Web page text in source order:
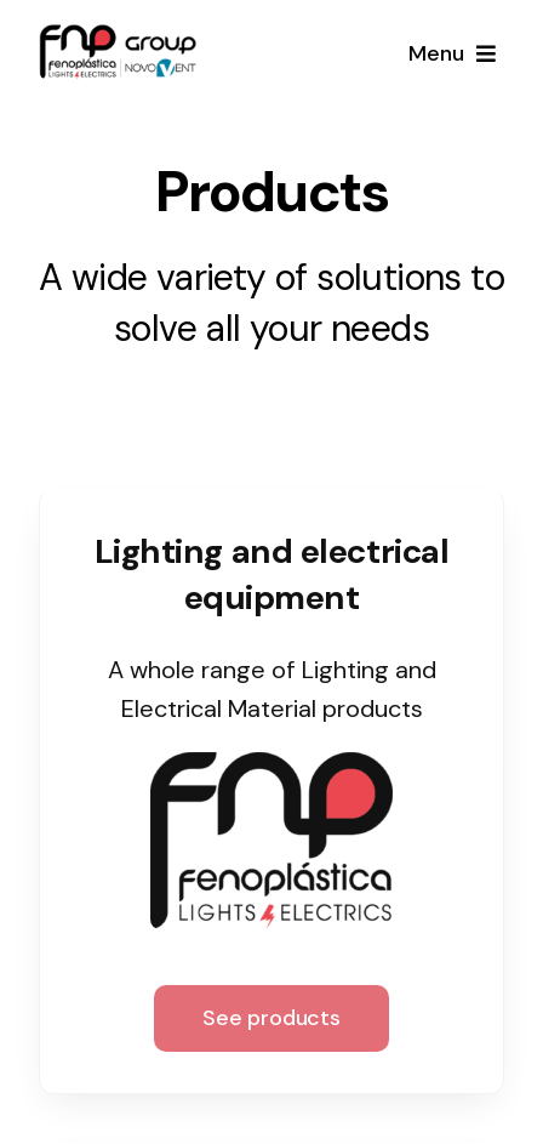
Menu
Iluminación y Material Eléctrico
Lighting and Electrical
Complete solutions in lighting and electrical
material for each project and need
Ventilación
ventilación industriales
Noticias
Proyectos
Products
A wide variety of solutions to
solve all your needs
Lighting and electrical
equipment
A whole range of Lighting and
Electrical Material products
See products